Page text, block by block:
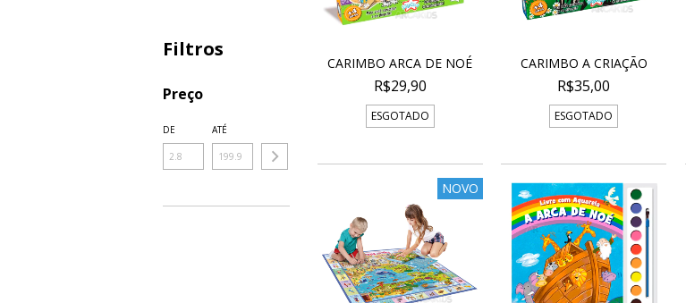
Filtros
Preço
DE ATÉ
CARIMBO ARCA DE NOÉ
R$29,90
ESGOTADO
CARIMBO A CRIAÇÃO
R$35,00
ESGOTADO
NOVO